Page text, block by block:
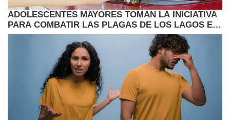
ADOLESCENTES MAYORES TOMAN LA INICIATIVA
PARA COMBATIR LAS PLAGAS DE LOS LAGOS EN
MINNESOTA